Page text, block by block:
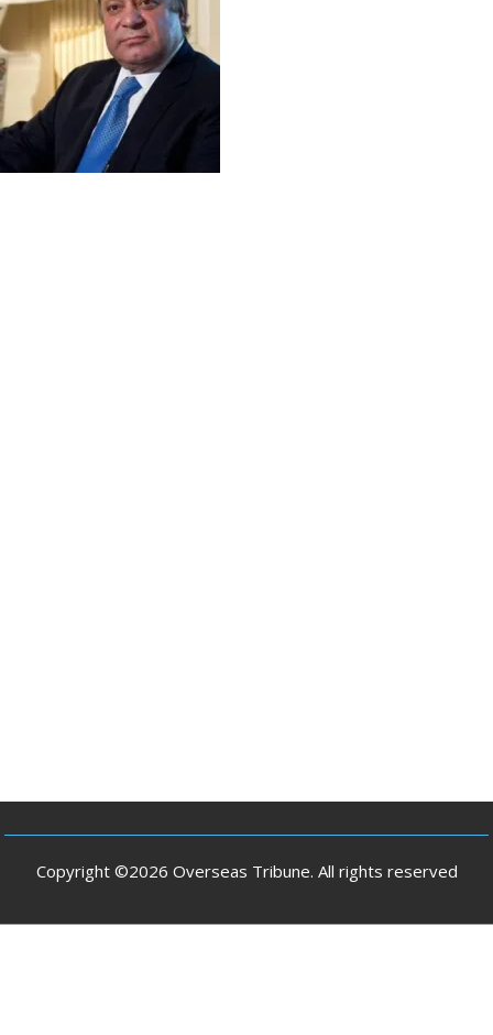
Copyright ©2026 Overseas Tribune. All rights reserved